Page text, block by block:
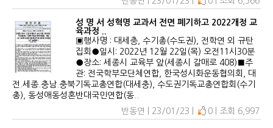
성 명 서 성혁명 교과서 전면 폐기하고 2022개정 교
육과정 ..
▣행사명 : 대세충, 수기총(수도권), 전학연 외 규탄
집회●일시: 2022년 12월 22일(목) 오전11시30분
●장소: 세종시 교육부 앞(세종시 갈매로 408)■주
관: 전국학부모단체연합, 한국성시화운동협의회, 대
전.세종.충남.충북기독교총연합(대세충), 수도권기독교총연합회(수기
총), 동성애동성혼반대국민연합(동..
반동연 | 23/01/23 |
0 | 조회 6,997